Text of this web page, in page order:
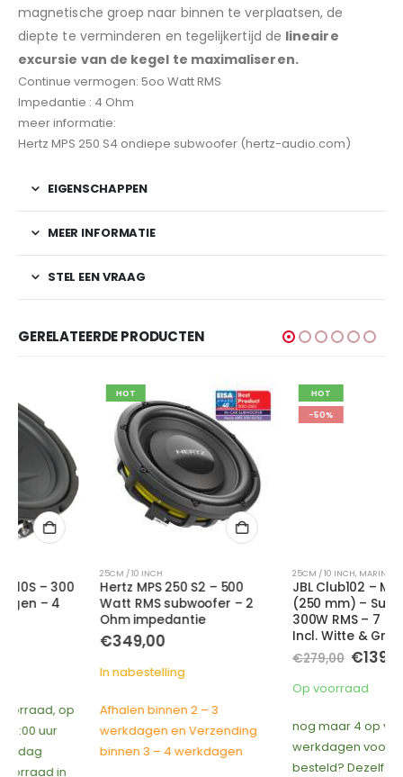
magnetische groep naar binnen te verplaatsen, de
diepte te verminderen en tegelijkertijd de lineaire
excursie van de kegel te maximaliseren.
Continue vermogen: 5oo Watt RMS
Impedantie : 4 Ohm
meer informatie:
Hertz MPS 250 S4 ondiepe subwoofer (hertz-audio.com)
EIGENSCHAPPEN
MEER INFORMATIE
STEL EEN VRAAG
GERELATEERDE PRODUCTEN
Hertz MPS 250 S2 – 500
Watt RMS subwoofer – 2
Ohm impedantie
In nabestelling
Afhalen binnen 2 – 3
werkdagen en Verzending
binnen 3 – 4 werkdagen
HOT
-50%
MARINE SUBWOOFERS,OP=OP
JBL Club102 – Marine 10″
(250 mm) – Subwoofer –
300W RMS – 7 LED Modes –
Incl. Witte & Grijze Grill
Oorspronkelijke
was:
€279,00.
139,00Huidige
is:
nog maar 4 op voorraad, op
werkdagen voor 15:00 uur
besteld? Dezelfde dag